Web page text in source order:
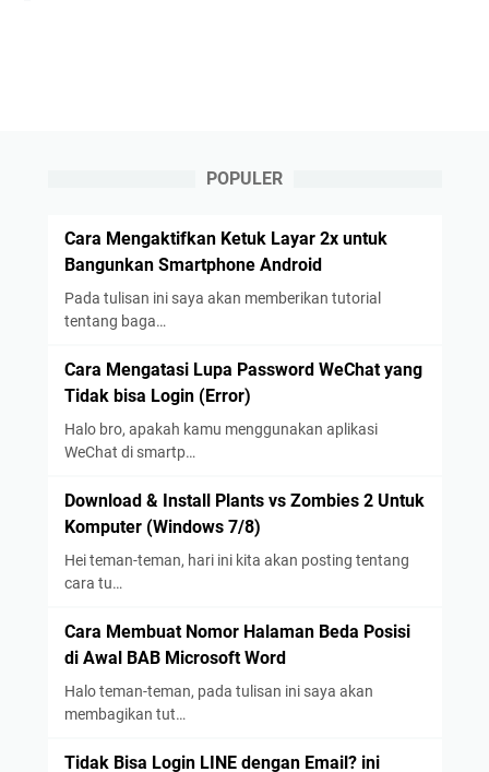
POPULER
Cara Mengaktifkan Ketuk Layar 2x untuk
Bangunkan Smartphone Android
Pada tulisan ini saya akan memberikan tutorial
tentang baga…
Cara Mengatasi Lupa Password WeChat yang
Tidak bisa Login (Error)
Halo bro, apakah kamu menggunakan aplikasi
WeChat di smartp…
Download & Install Plants vs Zombies 2 Untuk
Komputer (Windows 7/8)
Hei teman-teman, hari ini kita akan posting tentang
cara tu…
Cara Membuat Nomor Halaman Beda Posisi
di Awal BAB Microsoft Word
Halo teman-teman, pada tulisan ini saya akan
membagikan tut…
Tidak Bisa Login LINE dengan Email? ini